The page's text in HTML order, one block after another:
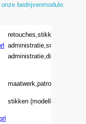
onze bedrijvenmodule.